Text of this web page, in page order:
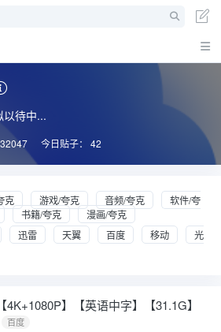
以待中...
32047 今日贴子： 42
克 游戏/夸克 音频/夸克
软件/夸
书籍/夸克
漫画/夸克
迅雷 天翼 百度 移动
光
4K+1080P】【英语中字】【31.1G】
百度